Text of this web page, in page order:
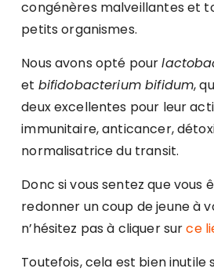
congénères malveillantes et
petits organismes.
Nous avons opté pour
et bifidobacterium bifidum,
deux excellentes pour leur
immunitaire, anticancer,
normalisatrice du transit.
Donc si vous sentez que vous
redonner un coup de jeune à
n’hésitez pas à cliquer surce
Toutefois, cela est bien inutile